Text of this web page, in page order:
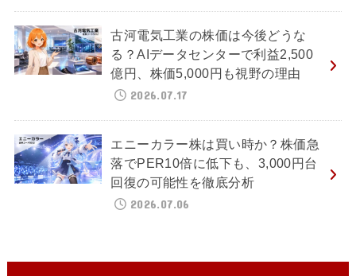
古河電気工業の株価は今後どうな
る？AIデータセンターで利益2,500
億円、株価5,000円も視野の理由
2026.07.17
エニーカラー株は買い時か？株価急
落でPER10倍に低下も、3,000円台
回復の可能性を徹底分析
2026.07.06